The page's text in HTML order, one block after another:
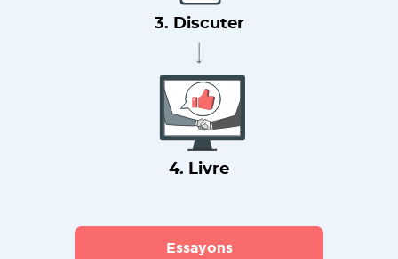
3. Discuter
4. Livre
Essayons